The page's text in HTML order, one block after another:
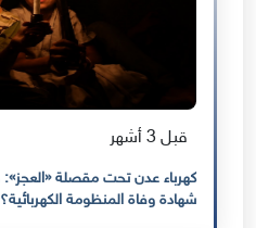
قبل 3 أشهر
شهادة وفاة المنظومة الكهربائية؟